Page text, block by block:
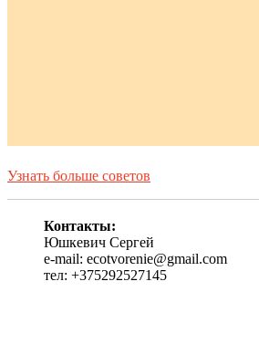
Узнать больше советов
Контакты:
Юшкевич Сергей
e-mail: ecotvorenie@gmail.com
тел: +375292527145